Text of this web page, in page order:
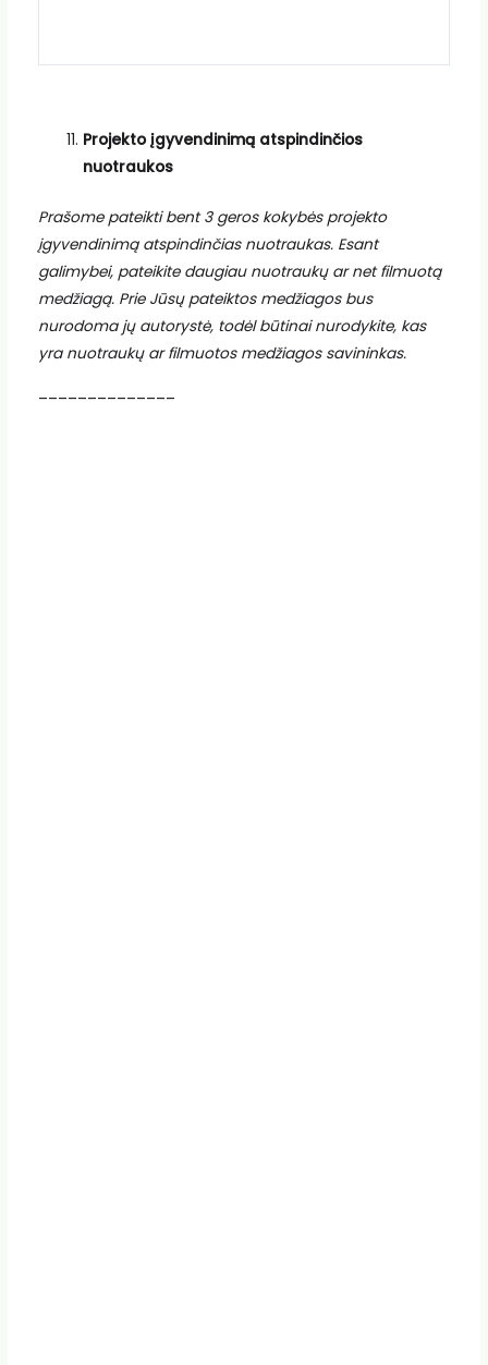
Projekto įgyvendinimą atspindinčios
nuotraukos
Prašome pateikti bent 3 geros kokybės projekto
įgyvendinimą atspindinčias nuotraukas. Esant
galimybei, pateikite daugiau nuotraukų ar net filmuotą
medžiagą. Prie Jūsų pateiktos medžiagos bus
nurodoma jų autorystė, todėl būtinai nurodykite, kas
yra nuotraukų ar filmuotos medžiagos savininkas.